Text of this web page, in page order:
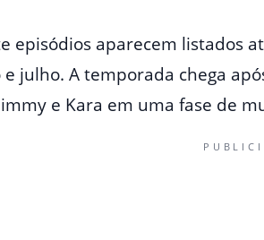
episódios aparecem listados
julho. A temporada chega
e Kara em uma fase de